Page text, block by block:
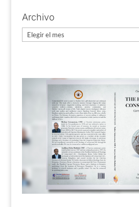
Archivo
Archivo